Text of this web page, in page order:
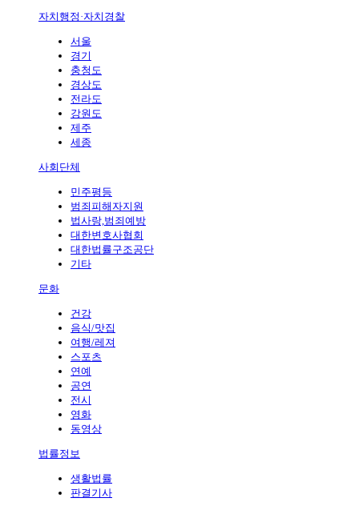
자치행정·자치경찰
서울
경기
충청도
경상도
전라도
강원도
제주
세종
사회단체
민주평등
범죄피해자지원
법사랑,범죄예방
대한변호사협회
대한법률구조공단
기타
문화
건강
음식/맛집
여행/레져
스포츠
연예
공연
전시
영화
동영상
법률정보
생활법률
판결기사